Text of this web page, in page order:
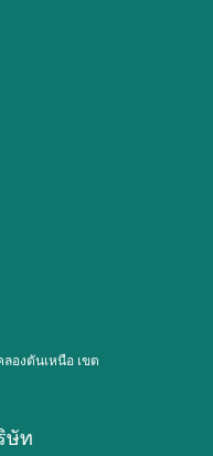
องตันเหนือ เขต
ษัท